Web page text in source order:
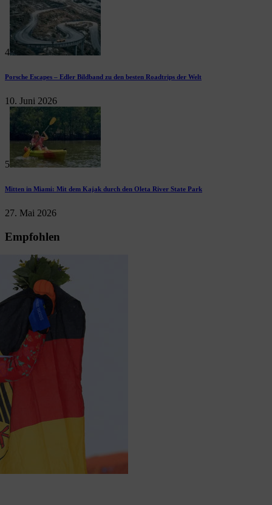
4
Porsche Escapes – Edler Bildband zu den besten Roadtrips der Welt
10. Juni 2026
5
Mitten in Miami: Mit dem Kajak durch den Oleta River State Park
27. Mai 2026
Empfohlen